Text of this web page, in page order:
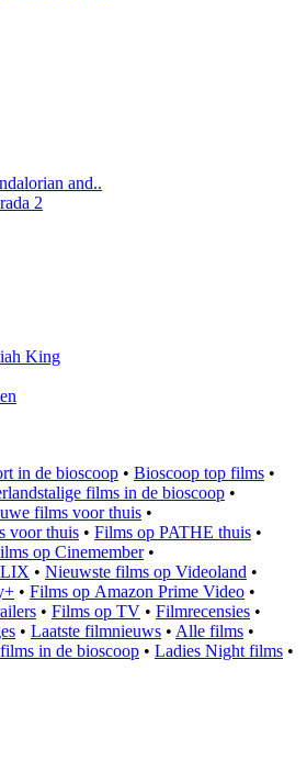
and..
2
King
in de bioscoop • Bioscoop top films •
films in de bioscoop •
films voor thuis •
voor thuis • Films op PATHE thuis •
op Cinemember•
• Nieuwste films op Videoland •
• Films op Amazon Prime Video •
• Films op TV • Filmrecensies •
• Laatste filmnieuws • Alle films •
in de bioscoop • Ladies Night films •